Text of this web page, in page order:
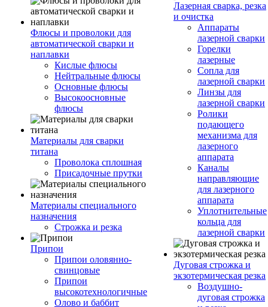
Флюсы и проволоки для
автоматической сварки и
наплавки
Кислые флюсы
Нейтральные флюсы
Основные флюсы
Высокоосновные
флюсы
Материалы для сварки
титана
Проволока сплошная
Присадочные прутки
Материалы специального
назначения
Строжка и резка
Припои
Припои оловянно-
свинцовые
Припои
высокотехнологичные
Олово и баббит
Лазерная сварка, резка
и очистка
Аппараты
лазерной сварки
Горелки
лазерные
Сопла для
лазерной сварки
Линзы для
лазерной сварки
Ролики
подающего
механизма для
лазерного
аппарата
Каналы
направляющие
для лазерного
аппарата
Уплотнительные
кольца для
лазерной сварки
Дуговая строжка и
экзотермическая резка
Воздушно-
дуговая строжка